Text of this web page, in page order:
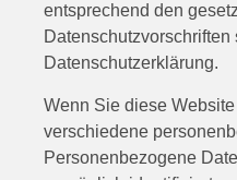
entsprechend den
Datenschutzerklärung.
Wenn Sie diese
verschiedene
Personenbezogene